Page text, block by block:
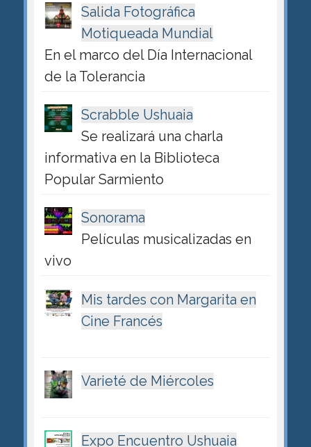
Salida Fotográfica
Motiqueada Mundial
En el marco del Día Internacional
de la Tolerancia
Scrabble Ushuaia
Se realizará una charla
informativa en la Biblioteca
Popular Sarmiento
Sonorama
Películas musicalizadas en
vivo
Mis tardes con Margarita en
Cine Francés
Varieté de Miércoles
Expo Encuentro Ushuaia